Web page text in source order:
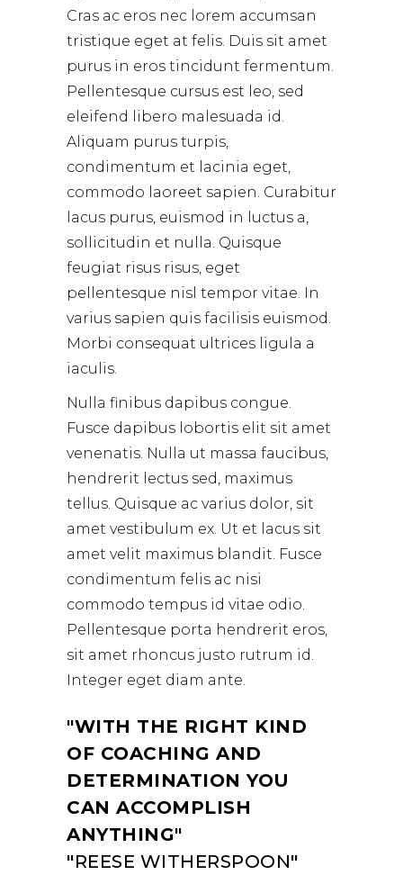
Cras ac eros nec lorem accumsan
tristique eget at felis. Duis sit amet
purus in eros tincidunt fermentum.
Pellentesque cursus est leo, sed
eleifend libero malesuada id.
Aliquam purus turpis,
condimentum et lacinia eget,
commodo laoreet sapien. Curabitur
lacus purus, euismod in luctus a,
sollicitudin et nulla. Quisque
feugiat risus risus, eget
pellentesque nisl tempor vitae. In
varius sapien quis facilisis euismod.
Morbi consequat ultrices ligula a
iaculis.
Nulla finibus dapibus congue.
Fusce dapibus lobortis elit sit amet
venenatis. Nulla ut massa faucibus,
hendrerit lectus sed, maximus
tellus. Quisque ac varius dolor, sit
amet vestibulum ex. Ut et lacus sit
amet velit maximus blandit. Fusce
condimentum felis ac nisi
commodo tempus id vitae odio.
Pellentesque porta hendrerit eros,
sit amet rhoncus justo rutrum id.
Integer eget diam ante.
WITH THE RIGHT KIND
OF COACHING AND
DETERMINATION YOU
CAN ACCOMPLISH
ANYTHING
REESE WITHERSPOON